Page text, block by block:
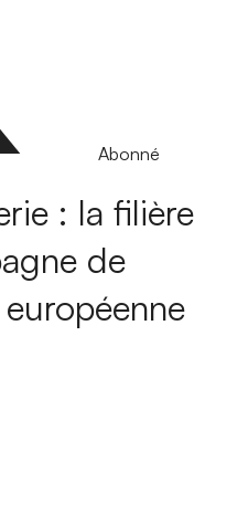
Abonné
: la filière
de